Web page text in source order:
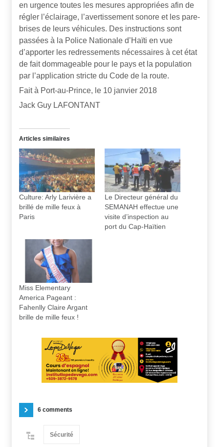
en urgence toutes les mesures appropriées afin de
régler l’éclairage, l’avertissement sonore et les pare-
brises de leurs véhicules. Des instructions sont
passées à la Police Nationale d’Haïti en vue
d’apporter les redressements nécessaires à cet état
de fait dommageable pour le pays et la population
par l’application stricte du Code de la route.
​​​​​​​Fait à Port-au-Prince, le 10 janvier 2018
Jack Guy LAFONTANT
Articles similaires
Culture: Arly Larivière a
brillé de mille feux à
Paris
Le Directeur général du
SEMANAH effectue une
visite d’inspection au
port du Cap-Haïtien
Miss Elementary
America Pageant :
Fahenlly Claire Argant
brille de mille feux !
6 comments
Sécurité